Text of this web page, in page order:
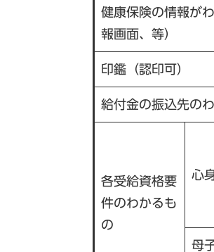
健康保険の情報が
報画面、等）
印鑑（認印可）
給付金の振込先の
各受給資格要
件のわかるも
の
心
母